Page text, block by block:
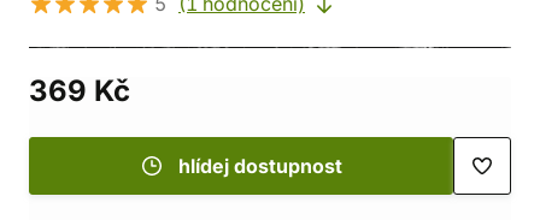
369 Kč
hlídej dostupnost